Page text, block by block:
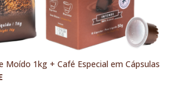
Moído 1kg + Café Especial em Cápsulas